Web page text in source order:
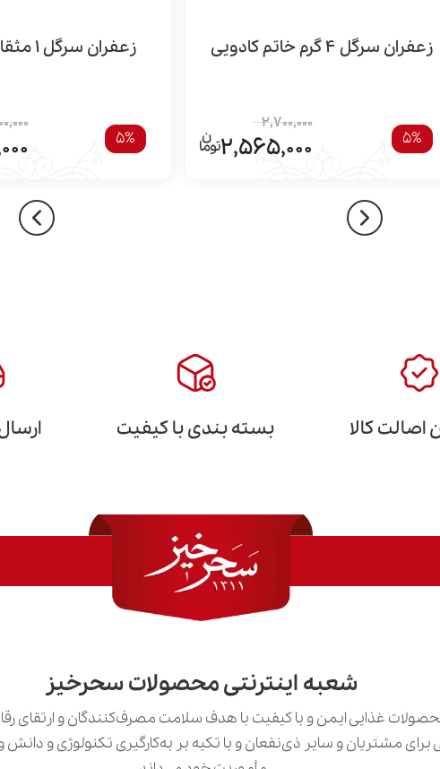
زعفران سرگل 4 گرم خاتم کادویی
5%
2,700,000
2,565,000
زعفران سرگل 1 مثقال کادویی
5%
کالا بسته بندی با کیفیت
شعبه اینترنتی محصولات سحرخیز
غذایی ایمن و با کیفیت با هدف سلامت مصرف‌کنندگان و ارتقای
برای مشتریان و سایر ذی‌نفعان و با تکیه بر به‌کارگیری تکنولوژی و